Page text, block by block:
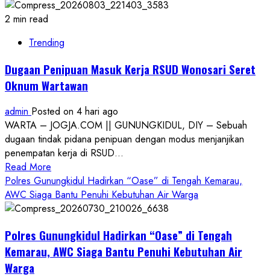
2 min read
Trending
Dugaan Penipuan Masuk Kerja RSUD Wonosari Seret
Oknum Wartawan
admin Posted on 4 hari ago
WARTA – JOGJA.COM || GUNUNGKIDUL, DIY – Sebuah
dugaan tindak pidana penipuan dengan modus menjanjikan
penempatan kerja di RSUD...
Read More
more
about
Dugaan
Masuk
Kerja
Polres Gunungkidul Hadirkan “Oase” di Tengah Kemarau,
AWC Siaga Bantu Penuhi Kebutuhan Air Warga
Polres Gunungkidul Hadirkan “Oase” di Tengah
Kemarau, AWC Siaga Bantu Penuhi Kebutuhan Air
Warga